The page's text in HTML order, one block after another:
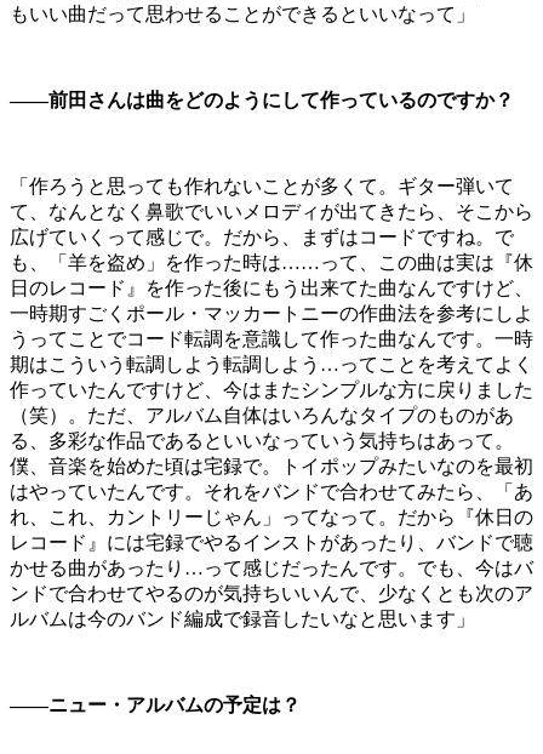
もいい曲だって思わせることができるといいなって」
――前田さんは曲をどのようにして作っているのですか？
「作ろうと思っても作れないことが多くて。ギター弾いて
て、なんとなく鼻歌でいいメロディが出てきたら、そこから
広げていくって感じで。だから、まずはコードですね。で
も、「羊を盗め」を作った時は……って、この曲は実は『休
日のレコード』を作った後にもう出来てた曲なんですけど、
一時期すごくポール・マッカートニーの作曲法を参考にしよ
うってことでコード転調を意識して作った曲なんです。一時
期はこういう転調しよう転調しよう…ってことを考えてよく
作っていたんですけど、今はまたシンプルな方に戻りました
（笑）。ただ、アルバム自体はいろんなタイプのものがあ
る、多彩な作品であるといいなっていう気持ちはあって。
僕、音楽を始めた頃は宅録で。トイポップみたいなのを最初
はやっていたんです。それをバンドで合わせてみたら、「あ
れ、これ、カントリーじゃん」ってなって。だから『休日の
レコード』には宅録でやるインストがあったり、バンドで聴
かせる曲があったり…って感じだったんです。でも、今はバ
ンドで合わせてやるのが気持ちいいんで、少なくとも次のア
ルバムは今のバンド編成で録音したいなと思います」
――ニュー・アルバムの予定は？